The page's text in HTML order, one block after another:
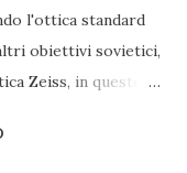
l'ottica standard
obiettivi sovietici,
Zeiss, in questo
anche in altri